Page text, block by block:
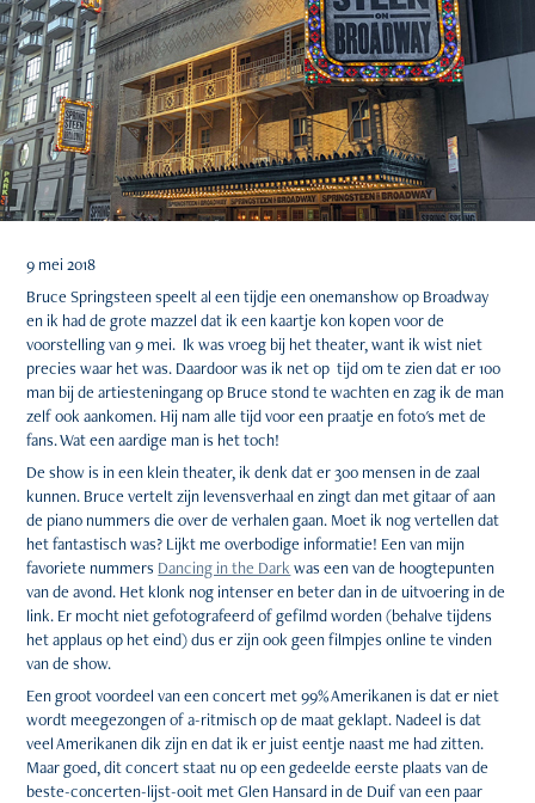
9 mei 2018
Bruce Springsteen speelt al een tijdje een onemanshow op Broadway
en ik had de grote mazzel dat ik een kaartje kon kopen voor de
voorstelling van 9 mei. Ik was vroeg bij het theater, want ik wist niet
precies waar het was. Daardoor was ik net op tijd om te zien dat er 100
man bij de artiesteningang op Bruce stond te wachten en zag ik de man
zelf ook aankomen. Hij nam alle tijd voor een praatje en foto's met de
fans. Wat een aardige man is het toch!
De show is in een klein theater, ik denk dat er 300 mensen in de zaal
kunnen. Bruce vertelt zijn levensverhaal en zingt dan met gitaar of aan
de piano nummers die over de verhalen gaan. Moet ik nog vertellen dat
het fantastisch was? Lijkt me overbodige informatie! Een van mijn
favoriete nummers Dancing in the Dark was een van de hoogtepunten
van de avond. Het klonk nog intenser en beter dan in de uitvoering in de
link. Er mocht niet gefotografeerd of gefilmd worden (behalve tijdens
het applaus op het eind) dus er zijn ook geen filmpjes online te vinden
van de show.
Een groot voordeel van een concert met 99% Amerikanen is dat er niet
wordt meegezongen of a-ritmisch op de maat geklapt. Nadeel is dat
veel Amerikanen dik zijn en dat ik er juist eentje naast me had zitten.
Maar goed, dit concert staat nu op een gedeelde eerste plaats van de
beste-concerten-lijst-ooit met Glen Hansard in de Duif van een paar